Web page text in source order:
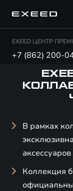
EXEED ЦЕНТР
+7 (862) 200-
В рамках
Коллекция